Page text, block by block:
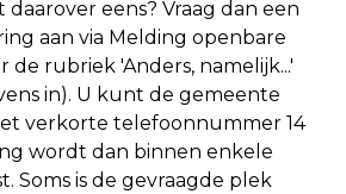
eens? Vraag dan een
aan via Melding openbare
de rubriek 'Anders, namelijk...'
in). U kunt de gemeente
verkorte telefoonnummer 14
wordt dan binnen enkele
Soms is de gevraagde plek